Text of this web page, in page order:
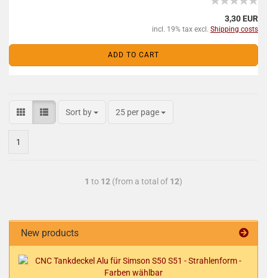
3,30 EUR
incl. 19% tax excl. Shipping costs
ADD TO CART
Sort by 25 per page
1
1 to 12 (from a total of 12)
New products